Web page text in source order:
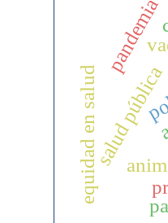
salud pública
equidad en salud
pandemia